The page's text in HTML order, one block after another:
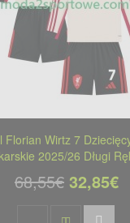
Florian Wirtz 7
2025/26 Długi
68,55€ 32,85€